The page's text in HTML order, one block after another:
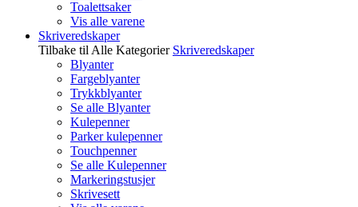
Toalettsaker
Vis alle varene
Skriveredskaper
Tilbake til Alle Kategorier Skriveredskaper
Blyanter
Fargeblyanter
Trykkblyanter
Se alle Blyanter
Kulepenner
Parker kulepenner
Touchpenner
Se alle Kulepenner
Markeringstusjer
Skrivesett